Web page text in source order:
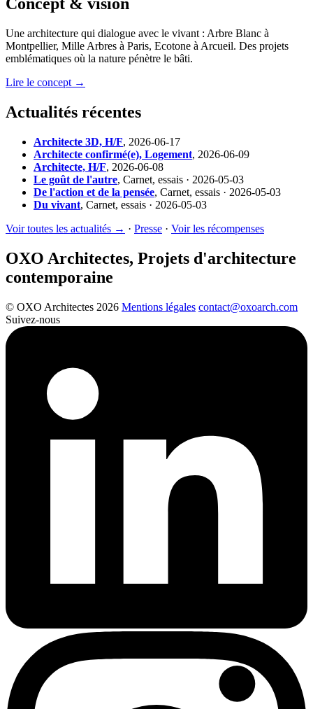
Concept & vision
Une architecture qui dialogue avec le vivant : Arbre Blanc à
Montpellier, Mille Arbres à Paris, Ecotone à Arcueil. Des projets
emblématiques où la nature pénètre le bâti.
Lire le concept →
Actualités récentes
Architecte 3D, H/F, 2026-06-17
Architecte confirmé(e), Logement, 2026-06-09
Architecte, H/F, 2026-06-08
Le goût de l'autre, Carnet, essais · 2026-05-03
De l'action et de la pensée, Carnet, essais · 2026-05-03
Du vivant, Carnet, essais · 2026-05-03
Voir toutes les actualités → · Presse · Voir les récompenses
OXO Architectes, Projets d'architecture
contemporaine
© OXO Architectes 2026 Mentions légales contact@oxoarch.com
Suivez-nous